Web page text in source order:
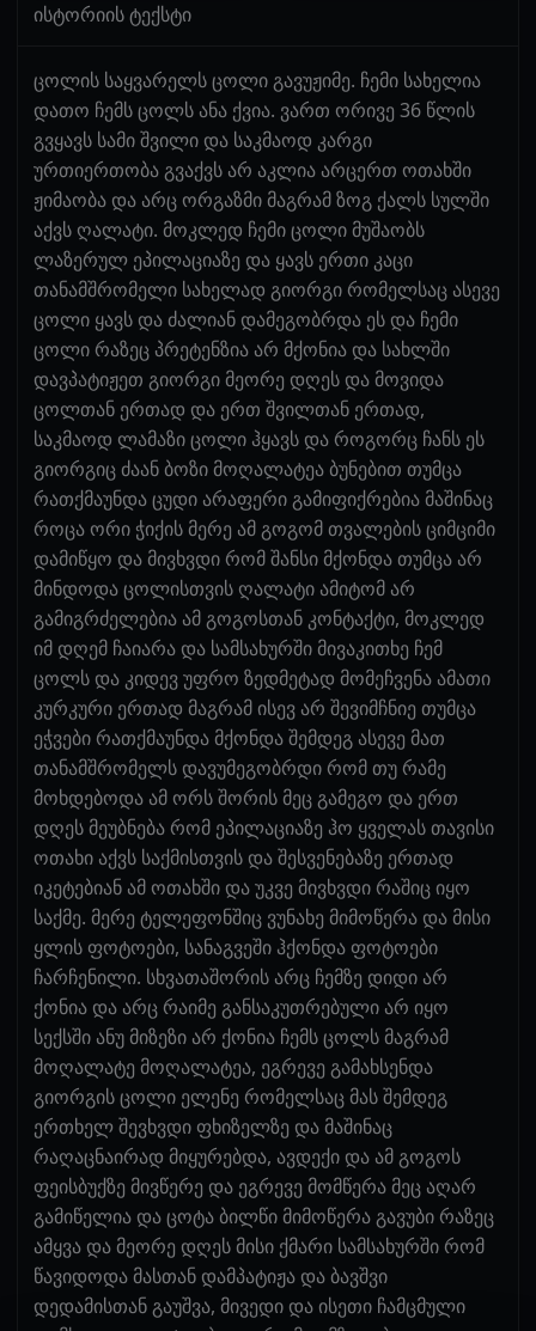
ისტორიის ტექსტი
ცოლის საყვარელს ცოლი გავუჟიმე. ჩემი სახელია
დათო ჩემს ცოლს ანა ქვია. ვართ ორივე 36 წლის
გვყავს სამი შვილი და საკმაოდ კარგი
ურთიერთობა გვაქვს არ აკლია არცერთ ოთახში
ჟიმაობა და არც ორგაზმი მაგრამ ზოგ ქალს სულში
აქვს ღალატი. მოკლედ ჩემი ცოლი მუშაობს
ლაზერულ ეპილაციაზე და ყავს ერთი კაცი
თანამშრომელი სახელად გიორგი რომელსაც ასევე
ცოლი ყავს და ძალიან დამეგობრდა ეს და ჩემი
ცოლი რაზეც პრეტენზია არ მქონია და სახლში
დავპატიჟეთ გიორგი მეორე დღეს და მოვიდა
ცოლთან ერთად და ერთ შვილთან ერთად,
საკმაოდ ლამაზი ცოლი ჰყავს და როგორც ჩანს ეს
გიორგიც ძაან ბოზი მოღალატეა ბუნებით თუმცა
რათქმაუნდა ცუდი არაფერი გამიფიქრებია მაშინაც
როცა ორი ჭიქის მერე ამ გოგომ თვალების ციმციმი
დამიწყო და მივხვდი რომ შანსი მქონდა თუმცა არ
მინდოდა ცოლისთვის ღალატი ამიტომ არ
გამიგრძელებია ამ გოგოსთან კონტაქტი, მოკლედ
იმ დღემ ჩაიარა და სამსახურში მივაკითხე ჩემ
ცოლს და კიდევ უფრო ზედმეტად მომეჩვენა ამათი
კურკური ერთად მაგრამ ისევ არ შევიმჩნიე თუმცა
ეჭვები რათქმაუნდა მქონდა შემდეგ ასევე მათ
თანამშრომელს დავუმეგობრდი რომ თუ რამე
მოხდებოდა ამ ორს შორის მეც გამეგო და ერთ
დღეს მეუბნება რომ ეპილაციაზე ჰო ყველას თავისი
ოთახი აქვს საქმისთვის და შესვენებაზე ერთად
იკეტებიან ამ ოთახში და უკვე მივხვდი რაშიც იყო
საქმე. მერე ტელეფონშიც ვუნახე მიმოწერა და მისი
ყლის ფოტოები, სანაგვეში ჰქონდა ფოტოები
ჩარჩენილი. სხვათაშორის არც ჩემზე დიდი არ
ქონია და არც რაიმე განსაკუთრებული არ იყო
სექსში ანუ მიზეზი არ ქონია ჩემს ცოლს მაგრამ
მოღალატე მოღალატეა, ეგრევე გამახსენდა
გიორგის ცოლი ელენე რომელსაც მას შემდეგ
ერთხელ შევხვდი ფხიზელზე და მაშინაც
რაღაცნაირად მიყურებდა, ავდექი და ამ გოგოს
ფეისბუქზე მივწერე და ეგრევე მომწერა მეც აღარ
გამიწელია და ცოტა ბილწი მიმოწერა გავუბი რაზეც
ამყვა და მეორე დღეს მისი ქმარი სამსახურში რომ
წავიდოდა მასთან დამპატიჟა და ბავშვი
დედამისთან გაუშვა, მივედი და ისეთი ჩამცმული